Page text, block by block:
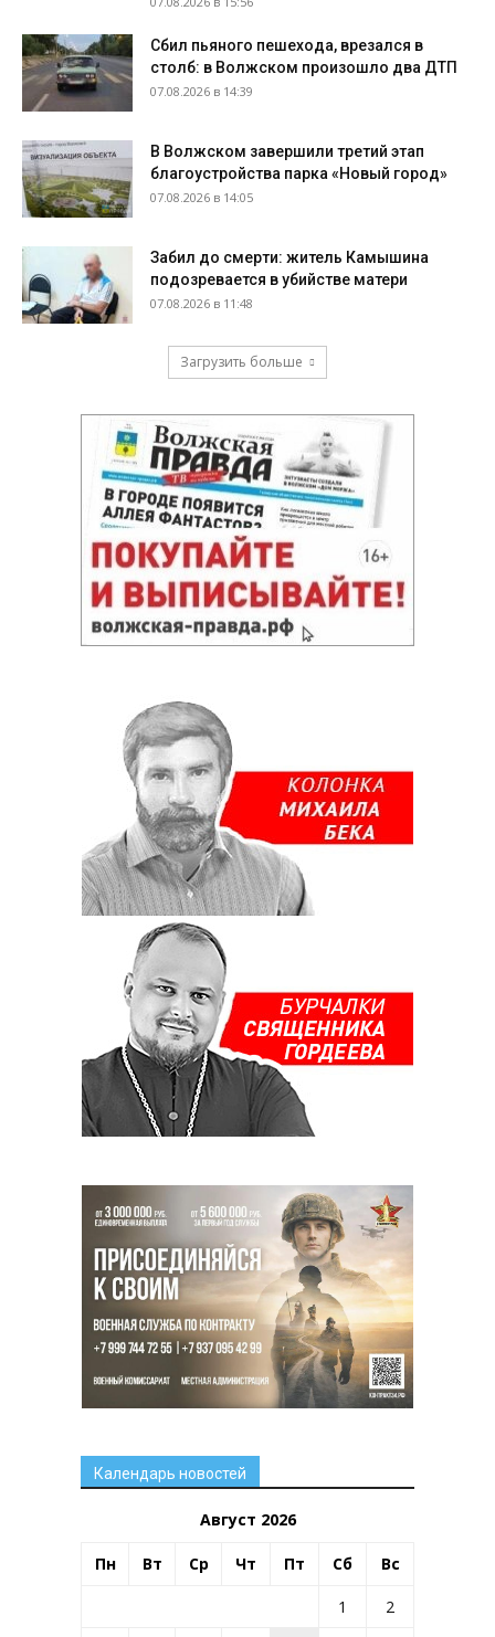
Сбил пьяного пешехода, врезался в
столб: в Волжском произошло два ДТП
07.08.2026 в 14:39
В Волжском завершили третий этап
благоустройства парка «Новый город»
07.08.2026 в 14:05
Забил до смерти: житель Камышина
подозревается в убийстве матери
07.08.2026 в 11:48
Загрузить больше
Календарь новостей
Август 2026
Пн Вт Ср Чт Пт Сб Вс
1
2